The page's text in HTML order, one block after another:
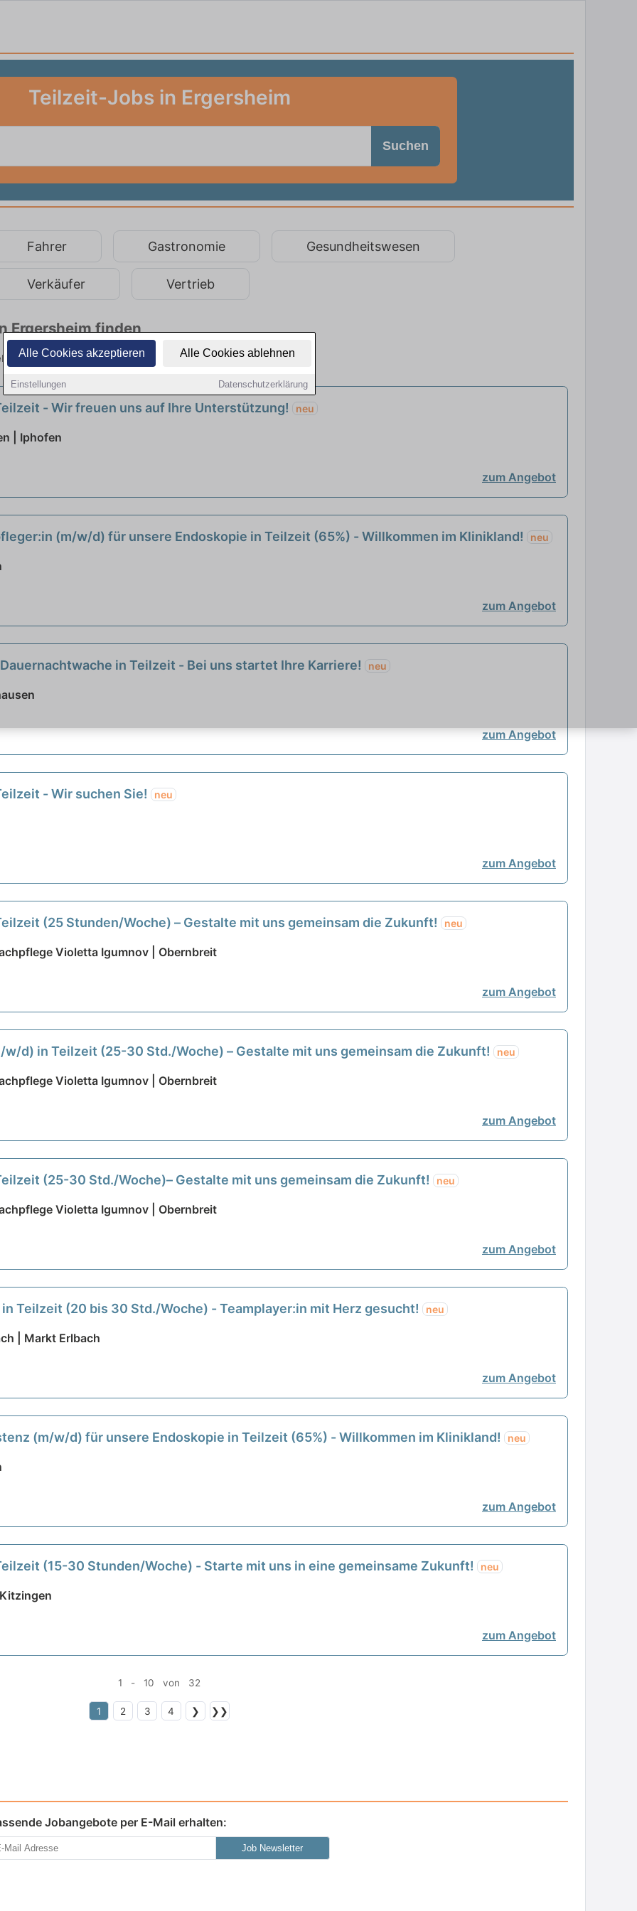
Alle Cookies akzeptieren Alle Cookies ablehnen
Einstellungen Datenschutzerklärung
Teilzeit-Jobs in Ergersheim
Suchen
Fahrer Gastronomie Gesundheitswesen
Verkäufer Vertrieb
Ergersheim finden
Branchen. Jetzt bewerben!
- Wir freuen uns auf Ihre Unterstützung! neu
| Iphofen
zum Angebot
(m/w/d) für unsere Endoskopie in Teilzeit (65%) - Willkommen im Klinikland! neu
zum Angebot
in Teilzeit - Bei uns startet Ihre Karriere! neu
zum Angebot
- Wir suchen Sie! neu
zum Angebot
(25 Stunden/Woche) – Gestalte mit uns gemeinsam die Zukunft! neu
Violetta Igumnov | Obernbreit
zum Angebot
d) in Teilzeit (25-30 Std./Woche) – Gestalte mit uns gemeinsam die Zukunft! neu
Violetta Igumnov | Obernbreit
zum Angebot
(25-30 Std./Woche)– Gestalte mit uns gemeinsam die Zukunft! neu
Violetta Igumnov | Obernbreit
zum Angebot
Teilzeit (20 bis 30 Std./Woche) - Teamplayer:in mit Herz gesucht! neu
| Markt Erlbach
zum Angebot
(m/w/d) für unsere Endoskopie in Teilzeit (65%) - Willkommen im Klinikland! neu
zum Angebot
(15-30 Stunden/Woche) - Starte mit uns in eine gemeinsame Zukunft! neu
zum Angebot
1 - 10 von 32
1 2 3 4 ❯ ❯❯
Jobangebote per E-Mail erhalten:
Job Newsletter